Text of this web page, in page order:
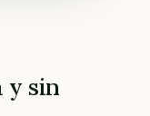
y sin